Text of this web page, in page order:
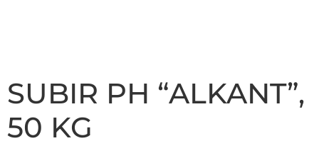
SUBIR PH “ALKANT”,
50 KG